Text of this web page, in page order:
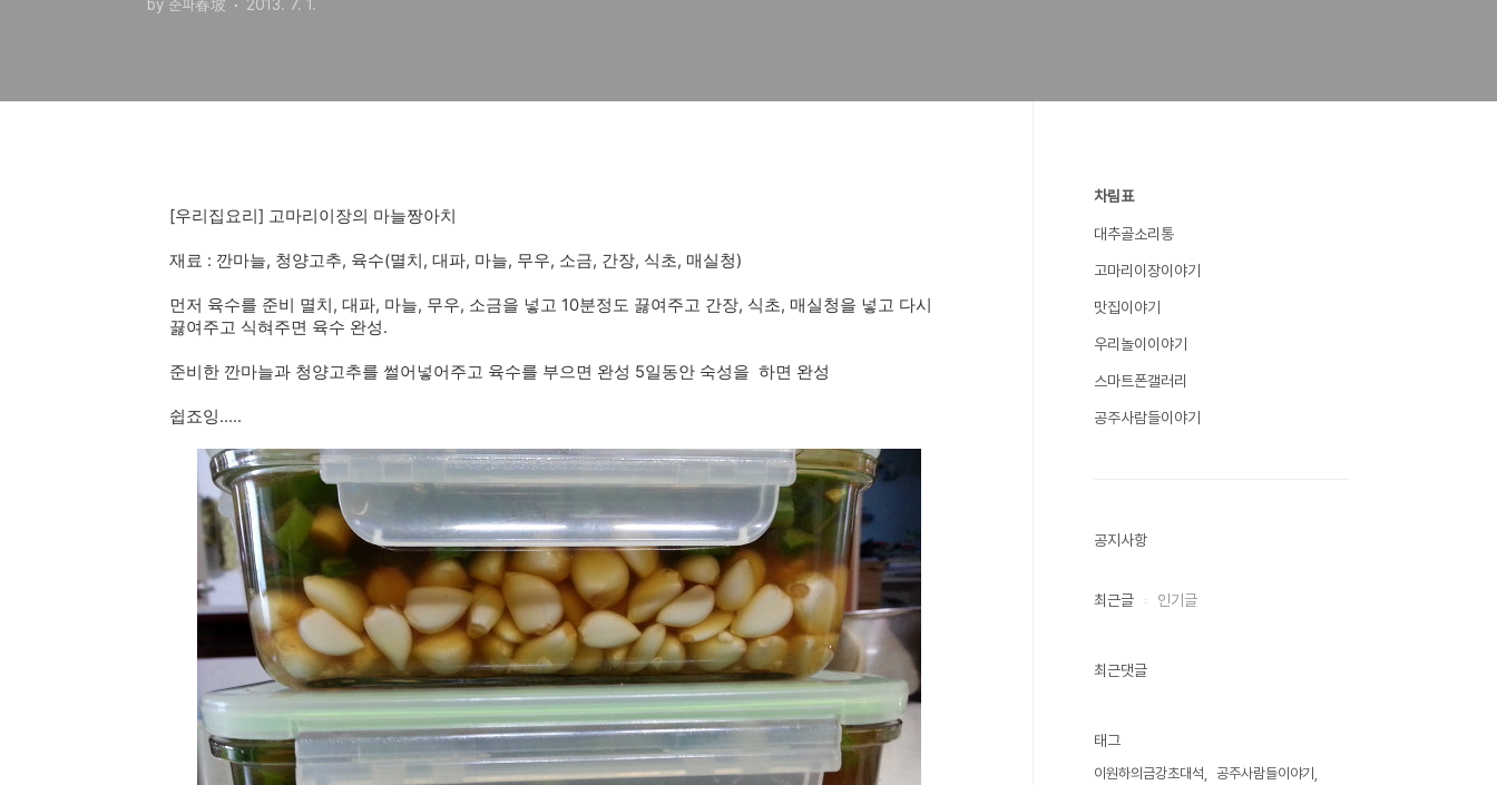
by 춘파春坡 2013. 7. 1.
[우리집요리] 고마리이장의 마늘짱아치
재료 : 깐마늘, 청양고추, 육수(멸치, 대파, 마늘, 무우, 소금, 간장, 식초, 매실청)
먼저 육수를 준비 멸치, 대파, 마늘, 무우, 소금을 넣고 10분정도 끓여주고 간장, 식초, 매실청을 넣고 다시
끓여주고 식혀주면 육수 완성.
준비한 깐마늘과 청양고추를 썰어넣어주고 육수를 부으면 완성 5일동안 숙성을 하면 완성
쉽죠잉.....
차림표
대추골소리통
고마리이장이야기
맛집이야기
우리놀이이야기
스마트폰갤러리
공주사람들이야기
공지사항
최근글 인기글
최근댓글
태그
이원하의금강초대석
공주사람들이야기